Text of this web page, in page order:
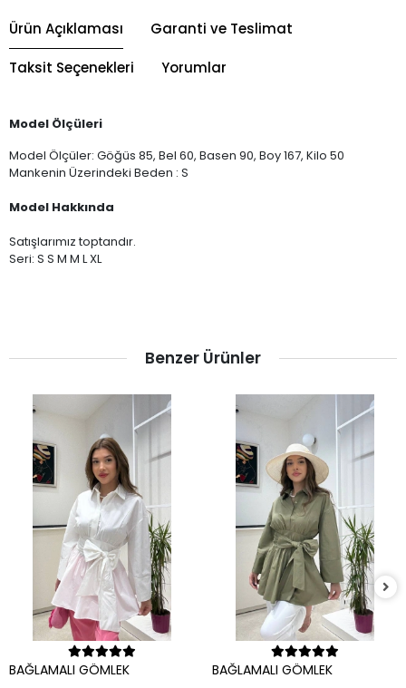
Ürün Açıklaması Garanti ve Teslimat
Taksit Seçenekleri Yorumlar
Model Ölçüleri
Model Ölçüler: Göğüs 85, Bel 60, Basen 90, Boy 167, Kilo 50
Mankenin Üzerindeki Beden : S
Model Hakkında
Satışlarımız toptandır.
Seri: S S M M L XL
Benzer Ürünler
Sepete Ekle
BAĞLAMALI GÖMLEK Sepete Ekle
BAĞLAMALI GÖMLEK